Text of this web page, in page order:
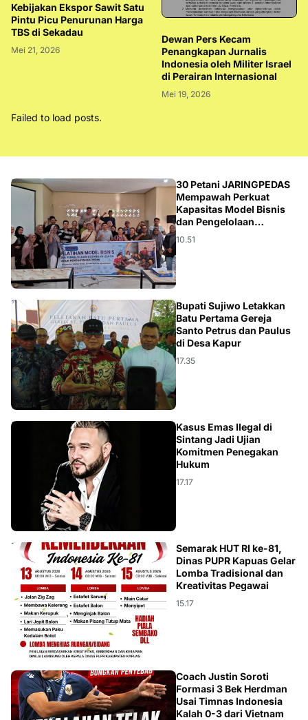
Kebijakan Ekspor Sawit Satu
Pintu Picu Penurunan Harga
TBS di Sekadau
Mei 21, 2026
Dewan Pers Kecam
Penangkapan Jurnalis
Indonesia oleh Militer Israel
di Perairan Internasional
Mei 19, 2026
Failed to load posts.
BISNIS
30 Petani JARINGPEDAS
Mempawah Perkuat
Kapasitas Model Bisnis
dan Pengelolaan
Keuangan Usaha
10.51
DAERAH
Bupati Sujiwo Letakkan
Batu Pertama Gereja
Santo Petrus dan Paulus
di Desa Kapur
17.35
Kasus Emas Ilegal di
Sintang Jadi Ujian
Komitmen Penegakan
Hukum
17.17
Semarak HUT RI ke-81,
Dinas PUPR Kapuas Gelar
Lomba Tradisional dan
Kreativitas Pegawai
15.17
JAKARTA
Coach Justin Soroti
Formasi 3 Bek Herdman
Usai Timnas Indonesia
Kalah 0-3 dari Vietnam